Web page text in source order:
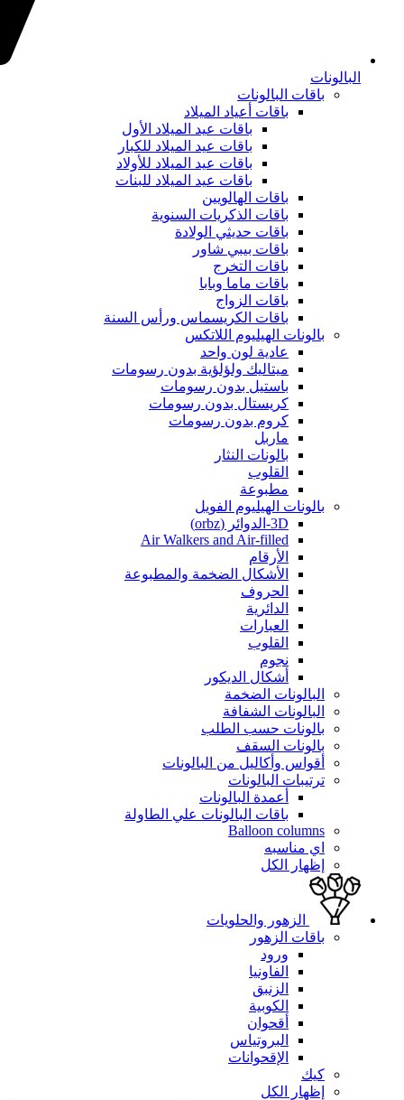
البالونات
باقات البالونات
باقات أعياد الميلاد
باقات عيد الميلاد الأول
باقات عيد الميلاد للكبار
باقات عيد الميلاد للأولاد
باقات عيد الميلاد للبنات
باقات الهالويين
باقات الذكريات السنوية
باقات حديثي الولادة
باقات بيبي شاور
باقات التخرج
باقات ماما وبابا
باقات الزواج
باقات الكريسماس ورأس السنة
بالونات الهيليوم اللاتكس
عادية لون واحد
ميتاليك ولؤلؤية بدون رسومات
باستيل بدون رسومات
كريستال بدون رسومات
كروم بدون رسومات
ماربل
بالونات النثار
القلوب
مطبوعة
بالونات الهيليوم الفويل
3D-الدوائر (orbz)
Air Walkers and Air-filled
الأرقام
الأشكال الضخمة والمطبوعة
الحروف
الدائرية
العبارات
القلوب
نجوم
أشكال الديكور
البالونات الضخمة
البالونات الشفافة
بالونات حسب الطلب
بالونات السقف
أقواس وأكاليل من البالونات
ترتيبات البالونات
أعمدة البالونات
باقات البالونات علي الطاولة
Balloon columns
اي مناسبه
إظهار الكل
الزهور والحلويات
باقات الزهور
ورود
الفاونيا
الزنبق
الكوبية
أقحوان
البروتياس
الإقحوانات
كيك
إظهار الكل